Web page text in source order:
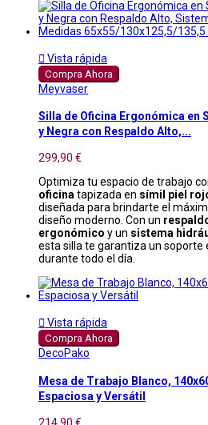
 Vista rápida
Compra Ahora
Meyvaser
Silla de Oficina Ergonómica en
y Negra con Respaldo Alto,...
299,90 €
Optimiza tu espacio de trabajo
oficinatapizada en símil piel
diseñada para brindarte el
diseño moderno. Con un
ergonómico y un sistema
esta silla te garantiza un soporte
durante todo el día.
 Vista rápida
Compra Ahora
DecoPako
Mesa de Trabajo Blanco,
Espaciosa y Versátil